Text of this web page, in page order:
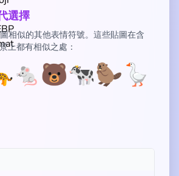
選擇
相似的其他表情符號。這些貼圖在含
上都有相似之處：
🐁🐻🐄🦫🪿